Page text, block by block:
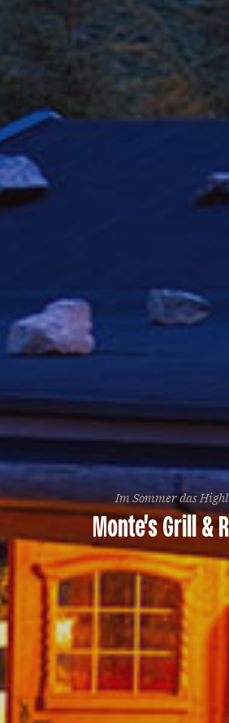
Im Sommer das
Monte's Grill &